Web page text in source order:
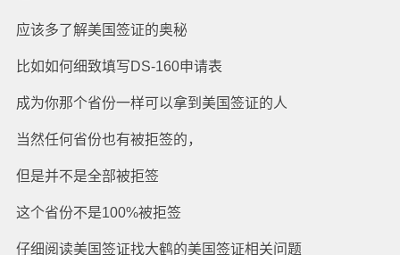
应该多了解美国签证的奥秘
比如如何细致填写DS-160申请表
成为你那个省份一样可以拿到美国签证的人
当然任何省份也有被拒签的，
但是并不是全部被拒签
这个省份不是100%被拒签
仔细阅读美国签证找大鹤的美国签证相关问题